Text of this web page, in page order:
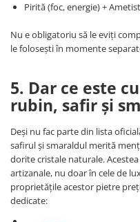
Pirită (foc, energie) +
Nu e obligatoriu să le eviți
le folosești în momente
5. Dar ce este
rubin, safir și
Deși nu fac parte din lista
safirul și smaraldul merită
dorite cristale naturale.
artizanale, nu doar în cele de
proprietățile acestor pietre
dedicate: